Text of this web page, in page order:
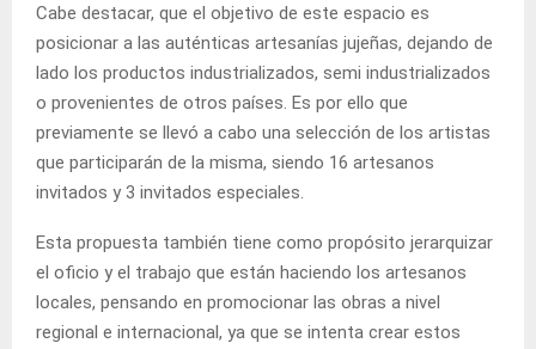
Cabe destacar, que el objetivo de este espacio es
posicionar a las auténticas artesanías jujeñas, dejando de
lado los productos industrializados, semi industrializados
o provenientes de otros países. Es por ello que
previamente se llevó a cabo una selección de los artistas
que participarán de la misma, siendo 16 artesanos
invitados y 3 invitados especiales.
Esta propuesta también tiene como propósito jerarquizar
el oficio y el trabajo que están haciendo los artesanos
locales, pensando en promocionar las obras a nivel
regional e internacional, ya que se intenta crear estos